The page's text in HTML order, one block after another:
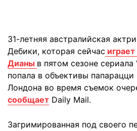
31-летняя австралийская
Дебики, которая сейчас
Дианы в пятом сезоне
попала в объективы
Лондона во время съемок
сообщает Daily Mail.
Загримированная под своего